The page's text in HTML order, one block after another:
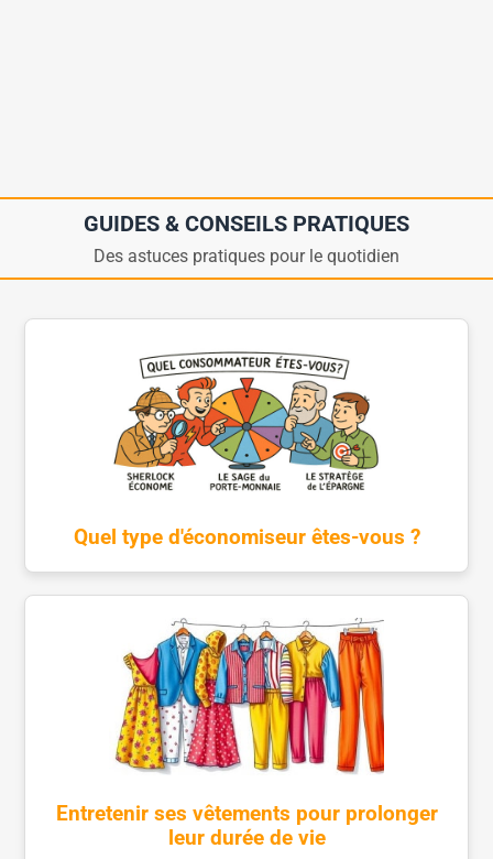
GUIDES & CONSEILS PRATIQUES
Des astuces pratiques pour le quotidien
Quel type d'économiseur êtes-vous ?
Entretenir ses vêtements pour prolonger
leur durée de vie